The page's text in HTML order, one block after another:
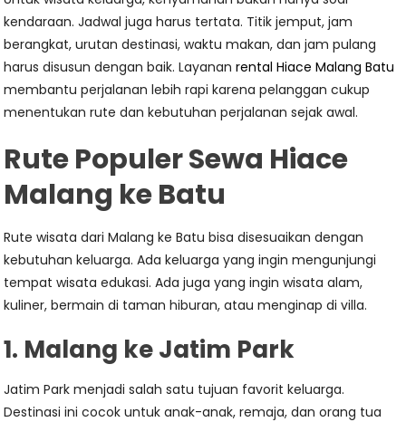
kendaraan. Jadwal juga harus tertata. Titik jemput, jam
berangkat, urutan destinasi, waktu makan, dan jam pulang
harus disusun dengan baik. Layananrental Hiace Malang Batu
membantu perjalanan lebih rapi karena pelanggan cukup
menentukan rute dan kebutuhan perjalanan sejak awal.
Rute Populer Sewa Hiace
Malang ke Batu
Rute wisata dari Malang ke Batu bisa disesuaikan dengan
kebutuhan keluarga. Ada keluarga yang ingin mengunjungi
tempat wisata edukasi. Ada juga yang ingin wisata alam,
kuliner, bermain di taman hiburan, atau menginap di villa.
1. Malang ke Jatim Park
Jatim Park menjadi salah satu tujuan favorit keluarga.
Destinasi ini cocok untuk anak-anak, remaja, dan orang tua